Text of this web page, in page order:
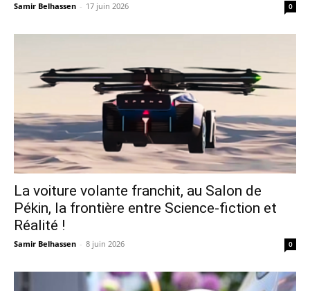
Samir Belhassen - 17 juin 2026 0
La voiture volante franchit, au Salon de
Pékin, la frontière entre Science-fiction et
Réalité !
Samir Belhassen - 8 juin 2026 0